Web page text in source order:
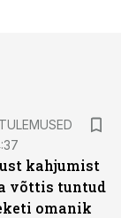
kahjumist
võttis tuntud
omanik